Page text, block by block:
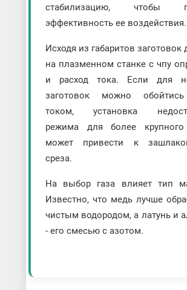
стабилизацию, чтобы
эффективность ее воздействия.
Исходя из габаритов заготовок
на плазменном станке с чпу
и расход тока. Если для
заготовок можно
током, установка
режима для более крупного
может привести к
среза.
На выбор газа влияет тип
Известно, что медь лучше
чистым водородом, а латунь и
- его смесью с азотом.